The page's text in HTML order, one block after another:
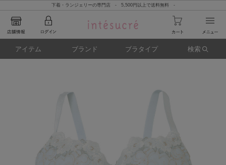
下着・ランジェリーの専門店 - 5,500円以上で送料無料 -
アイテム ブランド ブラタイプ 検索